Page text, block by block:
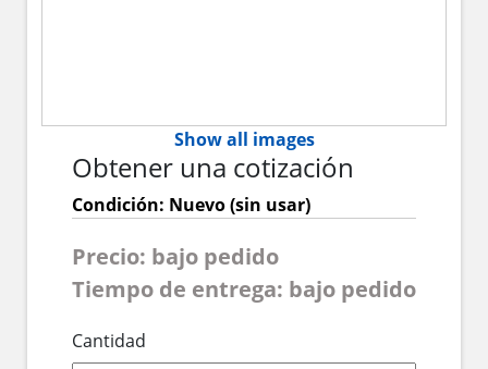
Show all images
Obtener una cotización
Condición: Nuevo (sin usar)
Precio: bajo pedido
Tiempo de entrega: bajo pedido
Cantidad